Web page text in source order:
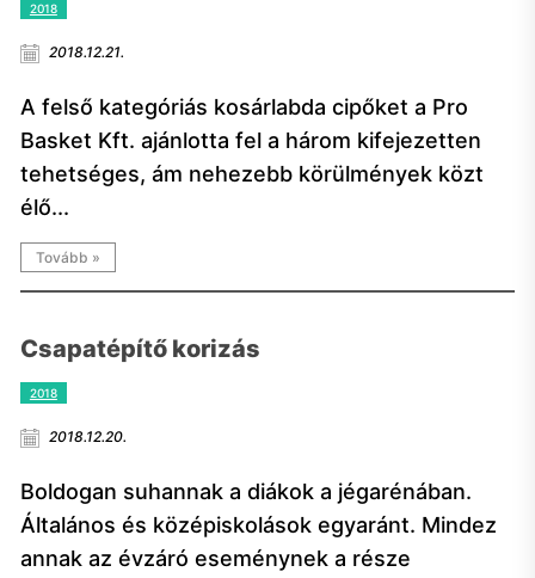
2018
2018.12.21.
A felső kategóriás kosárlabda cipőket a Pro
Basket Kft. ajánlotta fel a három kifejezetten
tehetséges, ám nehezebb körülmények közt
élő...
Tovább »
Csapatépítő korizás
2018
2018.12.20.
Boldogan suhannak a diákok a jégarénában.
Általános és középiskolások egyaránt. Mindez
annak az évzáró eseménynek a része